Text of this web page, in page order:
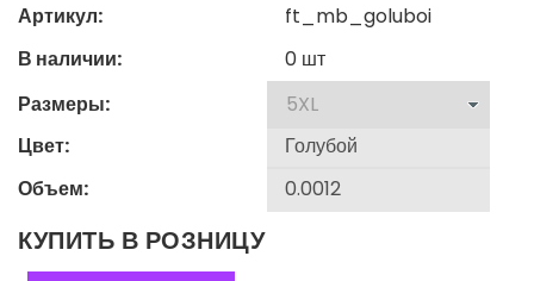
Артикул:
ft_mb_goluboi
В наличии:
0 шт
Размеры:
Цвет:
Объем:
КУПИТЬ В РОЗНИЦУ